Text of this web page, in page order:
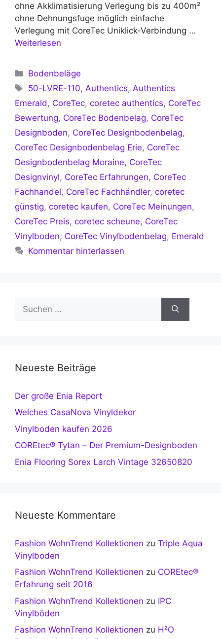
ohne Akklimatisierung Verlegung bis zu 400m²
ohne Dehnungsfuge möglich einfache
Verlegung mit CoreTec Uniklick-Verbindung …
Weiterlesen
Kategorien
Bodenbeläge
Schlagwörter
50-LVRE-110, Authentics, Authentics
Emerald , CoreTec, coretec authentics, CoreTec
Bewertung, CoreTec Bodenbelag, CoreTec
Designboden, CoreTec Designbodenbelag,
CoreTec Designbodenbelag Erie, CoreTec
Designbodenbelag Moraine, CoreTec
Designvinyl, CoreTec Erfahrungen, CoreTec
Fachhandel, CoreTec Fachhändler, coretec
günstig, coretec kaufen, CoreTec Meinungen,
CoreTec Preis, coretec scheune, CoreTec
Vinylboden, CoreTec Vinylbodenbelag, Emerald
Kommentar hinterlassen
nach:
Neueste Beiträge
Der große Enia Report
Welches CasaNova Vinyldekor
Vinylboden kaufen 2026
COREtec® Tytan – Der Premium-Designboden
Enia Flooring Sorex Larch Vintage 32650820
Neueste Kommentare
Fashion WohnTrend Kollektionen zu Triple Aqua
Vinylboden
Fashion WohnTrend Kollektionen zu COREtec®
Erfahrung seit 2016
Fashion WohnTrend Kollektionen zu IPC
Vinylböden
Fashion WohnTrend Kollektionen zu H²O